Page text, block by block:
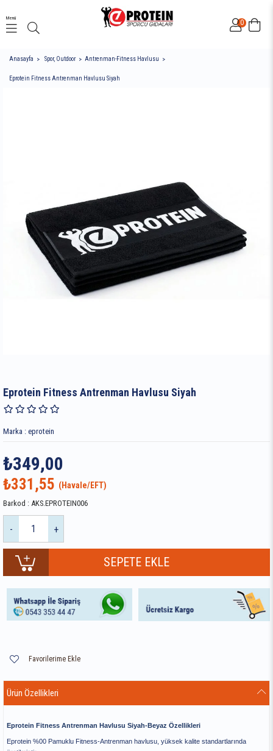
0
Menü
Anasayfa Spor, Outdoor Antrenman-Fitness Havlusu
Eprotein Fitness Antrenman Havlusu Siyah
Eprotein Fitness Antrenman Havlusu Siyah
Marka : eprotein
₺349,00
₺331,55
Barkod : AKS.EPROTEIN006
+
-
Favorilerime Ekle
Ürün Özellikleri
Eprotein Fitness Antrenman Havlusu Siyah-Beyaz Özellikleri
Eprotein %00 Pamuklu Fitness-Antrenman havlusu, yüksek kalite standartlarında